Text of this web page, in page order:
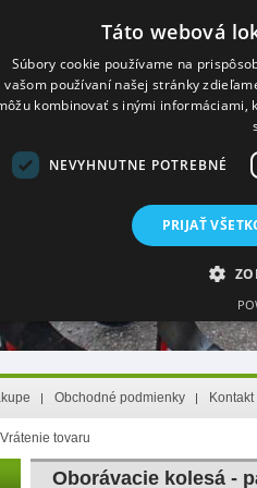
Registrácia(Nový zákazník) Zabudol
Obchodné podmienky Kontakt
Vrátenie tovaru
Oborávacie kolesá -
Táto webová
Súbory cookie používame na
vašom používaní našej stránky
kombinovať s inými
NEVYHNUTNE POTREBNÉ
PRIJAŤ
umožňujú základné funkcie webovej
platnosti
Opis